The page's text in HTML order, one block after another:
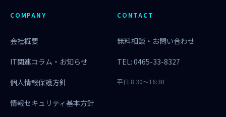
COMPANY
会社概要
IT関連コラム・お知らせ
個人情報保護方針
情報セキュリティ基本方針
CONTACT
無料相談・お問い合わせ
TEL: 0465-33-8327
平日 8:30〜16:30